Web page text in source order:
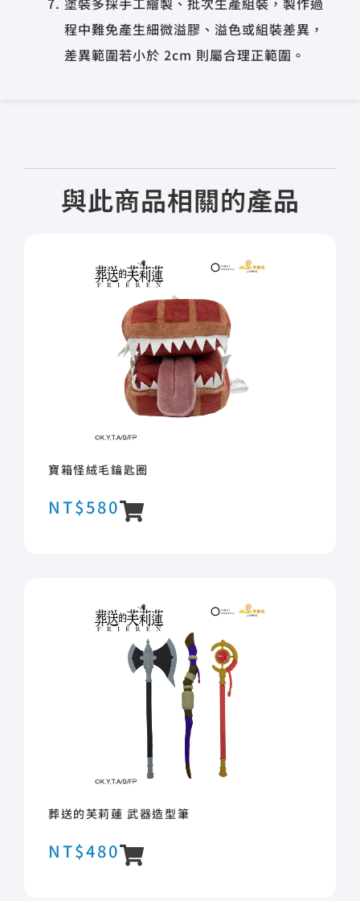
程中難免產生細微溢膠、溢色或組裝差異，
差異範圍若小於 2cm 則屬合理正範圍。
與此商品相關的產品
寶箱怪絨毛鑰匙圈
NT$580
葬送的芙莉蓮 武器造型筆
NT$480